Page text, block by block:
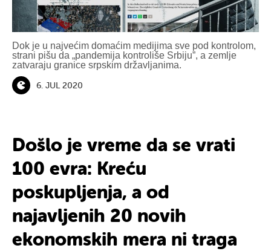
Dok je u najvećim domaćim medijima sve pod kontrolom,
strani pišu da „pandemija kontroliše Srbiju”, a zemlje
zatvaraju granice srpskim državljanima.
6. JUL 2020
Došlo je vreme da se vrati
100 evra: Kreću
poskupljenja, a od
najavljenih 20 novih
ekonomskih mera ni traga